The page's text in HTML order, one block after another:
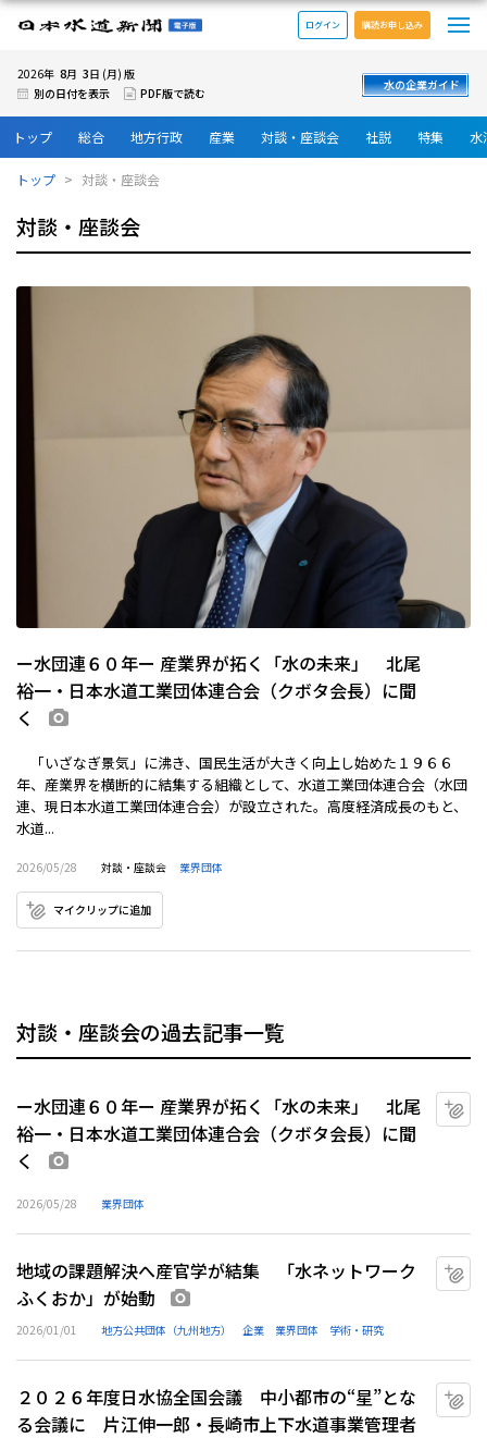
日本水道新聞 電子版
ログイン 購読お申し込み
2026年 8月 3日 (月) 版
別の日付を表示
PDF版で読む
水の企業ガイド
トップ 総合 地方行政 産業 対談・座談会 社説 特集 水
トップ 対談・座談会
対談・座談会
ー水団連６０年ー 産業界が拓く「水の未来」 北尾
裕一・日本水道工業団体連合会（クボタ会長）に聞
く
「いざなぎ景気」に沸き、国民生活が大きく向上し始めた１９６６
年、産業界を横断的に結集する組織として、水道工業団体連合会（水団
連、現日本水道工業団体連合会）が設立された。高度経済成長のもと、
水道...
2026/05/28 対談・座談会 業界団体
マイクリップに追加
対談・座談会の過去記事一覧
ー水団連６０年ー 産業界が拓く「水の未来」 北尾
裕一・日本水道工業団体連合会（クボタ会長）に聞
く
2026/05/28 業界団体
地域の課題解決へ産官学が結集 「水ネットワーク
ふくおか」が始動
2026/01/01 地方公共団体（九州地方） 企業 業界団体 学術・研究
２０２６年度日水協全国会議 中小都市の“星”とな
る会議に 片江伸一郎・長崎市上下水道事業管理者